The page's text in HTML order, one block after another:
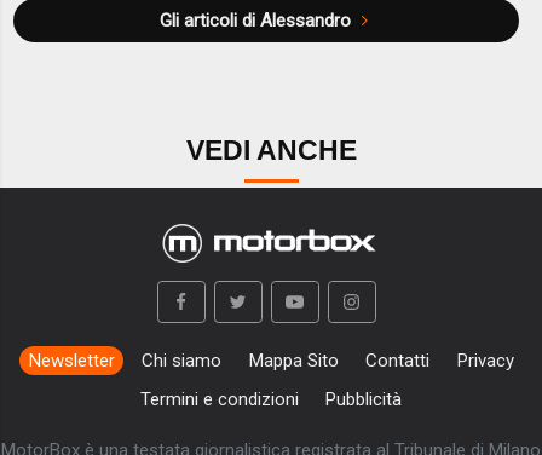
Gli articoli di Alessandro
VEDI ANCHE
Newsletter Chi siamo Mappa Sito Contatti
Privacy
Termini e condizioni
Pubblicità